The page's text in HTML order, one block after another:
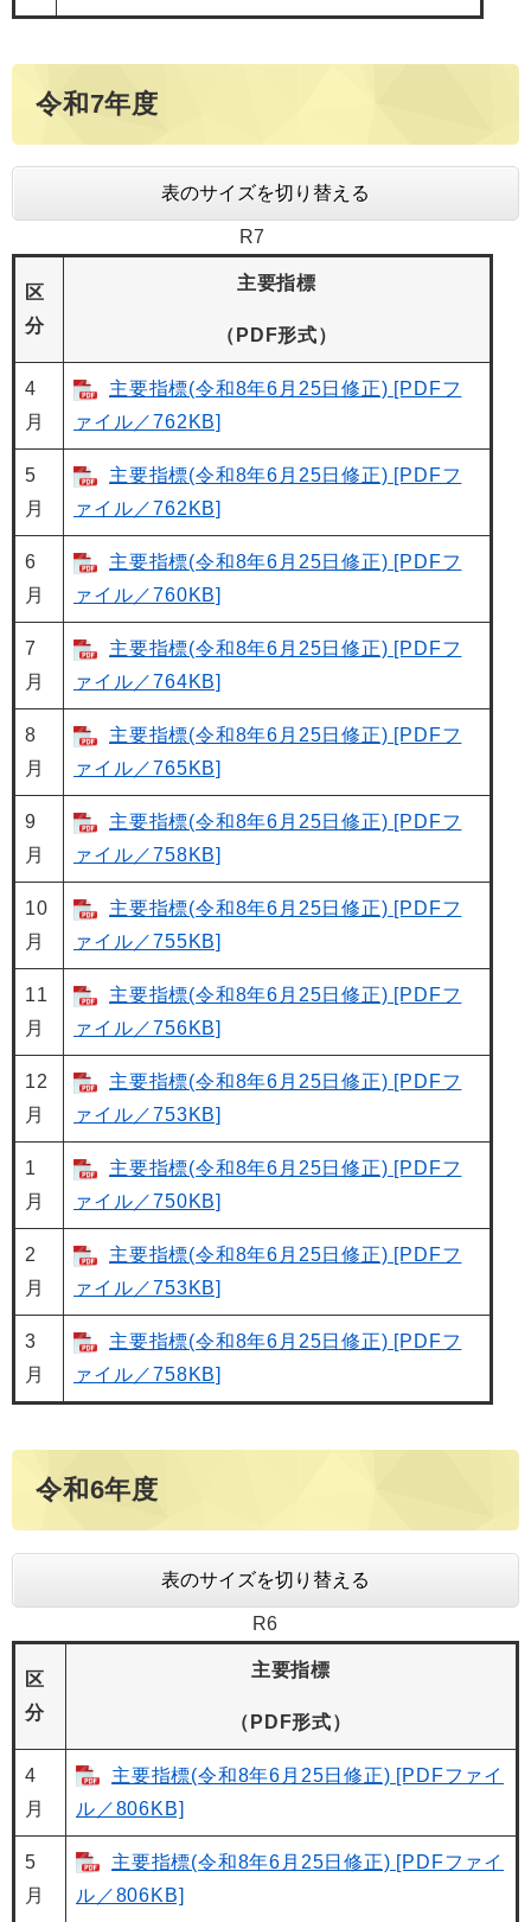
令和7年度
表のサイズを切り替える
R7
区
分
主要指標
（PDF形式）
4
月
主要指標(令和8年6月25日修正) [PDFフ
ァイル／762KB]
5
月
主要指標(令和8年6月25日修正) [PDFフ
ァイル／762KB]
6
月
主要指標(令和8年6月25日修正) [PDFフ
ァイル／760KB]
7
月
主要指標(令和8年6月25日修正) [PDFフ
ァイル／764KB]
8
月
主要指標(令和8年6月25日修正) [PDFフ
ァイル／765KB]
9
月
主要指標(令和8年6月25日修正) [PDFフ
ァイル／758KB]
10
月
主要指標(令和8年6月25日修正) [PDFフ
ァイル／755KB]
11
月
主要指標(令和8年6月25日修正) [PDFフ
ァイル／756KB]
12
月
主要指標(令和8年6月25日修正) [PDFフ
ァイル／753KB]
1
月
主要指標(令和8年6月25日修正) [PDFフ
ァイル／750KB]
2
月
主要指標(令和8年6月25日修正) [PDFフ
ァイル／753KB]
3
月
主要指標(令和8年6月25日修正) [PDFフ
ァイル／758KB]
令和6年度
表のサイズを切り替える
R6
区
分
主要指標
（PDF形式）
4
月
主要指標(令和8年6月25日修正) [PDFファイ
ル／806KB]
5
月
主要指標(令和8年6月25日修正) [PDFファイ
ル／806KB]